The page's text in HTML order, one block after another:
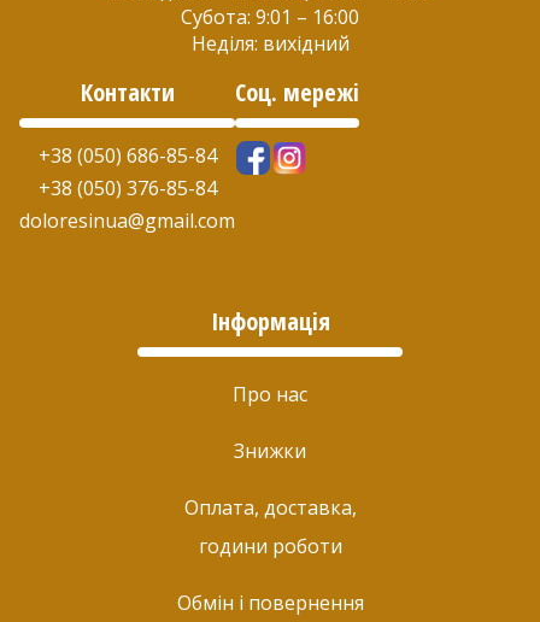
Субота: 9:01 – 16:00
Неділя: вихідний
Контакти
+38 (050) 686-85-84
+38 (050) 376-85-84
doloresinua@gmail.com
Соц. мережі
Інформація
Про нас
Знижки
Оплата, доставка,
години роботи
Обмін і повернення